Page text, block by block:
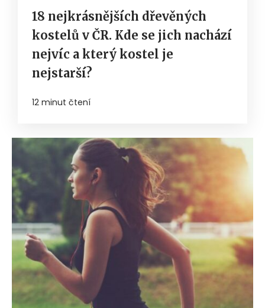
18 nejkrásnějších dřevěných
kostelů v ČR. Kde se jich nachází
nejvíc a který kostel je
nejstarší?
12 minut čtení